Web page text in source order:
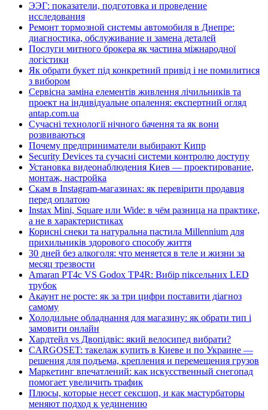
ЭЭГ: показатели, подготовка и проведение
исследования
Ремонт тормозной системы автомобиля в Днепре:
диагностика, обслуживание и замена деталей
Послуги митного брокера як частина міжнародної
логістики
Як обрати букет під конкретний привід і не помилитися
з вибором
Сервісна заміна елементів живлення лічильників та
проект на індивідуальне опалення: експертний огляд
antap.com.ua
Сучасні технології нічного бачення та як вони
розвиваються
Почему предприниматели выбирают Кипр
Security Devices та сучасні системи контролю доступу
Установка видеонаблюдения Киев — проектирование,
монтаж, настройка
Скам в Instagram-магазинах: як перевірити продавця
перед оплатою
Instax Mini, Square или Wide: в чём разница на практике,
а не в характеристиках
Корисні снеки та натуральна пастила Millennium для
прихильників здорового способу життя
30 дней без алкоголя: что меняется в теле и жизни за
месяц трезвости
Amaran PT4c VS Godox TP4R: Вибір піксельних LED
трубок
Акаунт не росте: як за три цифри поставити діагноз
самому
Холодильне обладнання для магазину: як обрати тип і
замовити онлайн
Хардтейл vs Двопідвіс: який велосипед вибрати?
CARGOSET: такелаж купить в Киеве и по Украине —
решения для подъема, крепления и перемещения грузов
Маркетинг впечатлений: как искусственный снегопад
помогает увеличить трафик
Плюсы, которые несет сексшоп, и как мастурбаторы
меняют подход к уединению